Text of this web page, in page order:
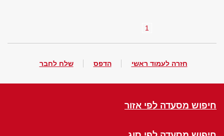
1
חזרה לעמוד ראשי הדפס שלח לחבר
חיפוש מסעדה לפי אזור